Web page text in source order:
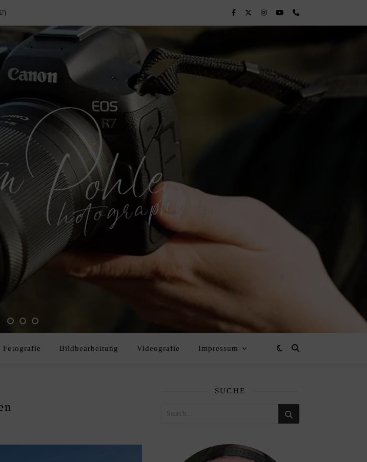
Fotografie Bildbearbeitung Videografie Impressum
SUCHE